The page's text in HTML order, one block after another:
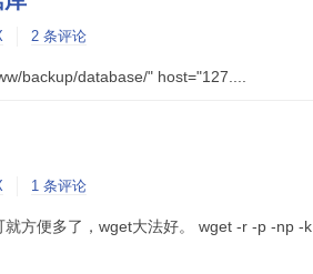
2 条评论
backup/database/" host="127....
1 条评论
方便多了，wget大法好。 wget -r -p -np -k